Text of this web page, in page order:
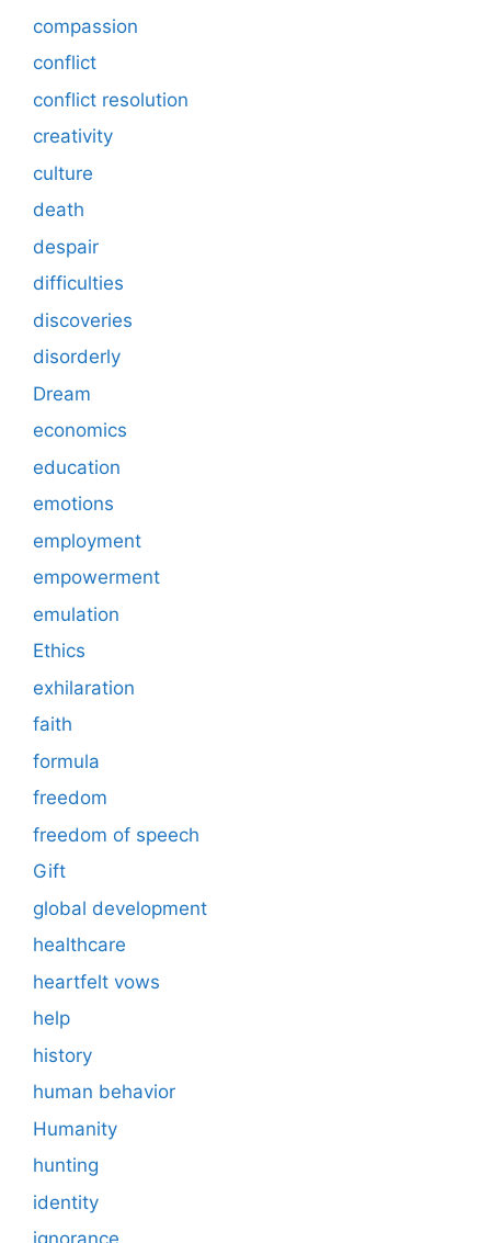
compassion
conflict
conflict resolution
creativity
culture
death
despair
difficulties
discoveries
disorderly
Dream
economics
education
emotions
employment
empowerment
emulation
Ethics
exhilaration
faith
formula
freedom
freedom of speech
Gift
global development
healthcare
heartfelt vows
help
history
human behavior
Humanity
hunting
identity